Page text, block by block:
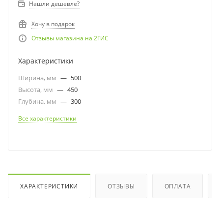
Нашли дешевле?
Хочу в подарок
Отзывы магазина на 2ГИС
Характеристики
Ширина, мм — 500
Высота, мм — 450
Глубина, мм — 300
Все характеристики
ХАРАКТЕРИСТИКИ ОТЗЫВЫ ОПЛАТА